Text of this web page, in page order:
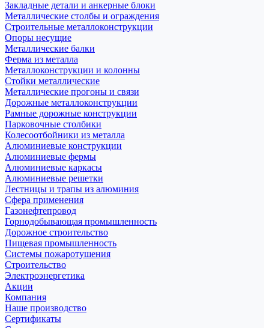
Закладные детали и анкерные блоки
Металлические столбы и ограждения
Строительные металлоконструкции
Опоры несущие
Металлические балки
Ферма из металла
Металлоконструкции и колонны
Стойки металлические
Металлические прогоны и связи
Дорожные металлоконструкции
Рамные дорожные конструкции
Парковочные столбики
Колесоотбойники из металла
Алюминиевые конструкции
Алюминиевые фермы
Алюминиевые каркасы
Алюминиевые решетки
Лестницы и трапы из алюминия
Сфера применения
Газонефтепровод
Горнодобывающая промышленность
Дорожное строительство
Пищевая промышленность
Системы пожаротушения
Строительство
Электроэнергетика
Акции
Компания
Наше производство
Сертификаты